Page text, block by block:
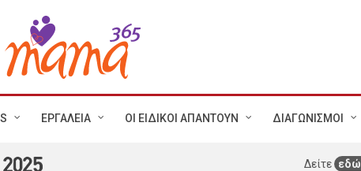
ΕΡΓΑΛΕΙΑ ΟΙ ΕΙΔΙΚΟΙ ΑΠΑΝΤΟΥΝ ΔΙΑΓΩΝΙΣΜΟΙ
Δείτε εδώ